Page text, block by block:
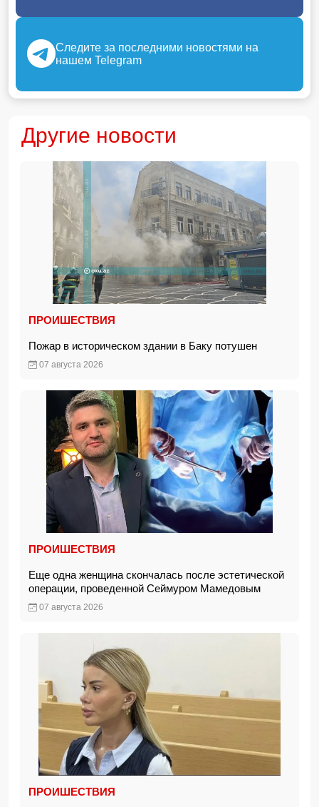
Следите за последними новостями на
нашем Telegram
Другие новости
ПРОИШЕСТВИЯ
Пожар в историческом здании в Баку потушен
07 августа 2026
ПРОИШЕСТВИЯ
Еще одна женщина скончалась после эстетической
операции, проведенной Сеймуром Мамедовым
07 августа 2026
ПРОИШЕСТВИЯ